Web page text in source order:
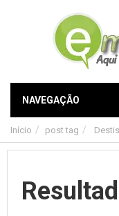
NAVEGAÇÃO
Início post tag